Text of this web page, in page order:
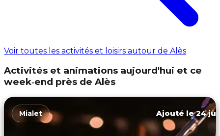
Voir toutes les activités et loisirs autour de Alès
Activités et animations aujourd'hui et ce
week‑end près de Alès
Mialet Ajouté le 24